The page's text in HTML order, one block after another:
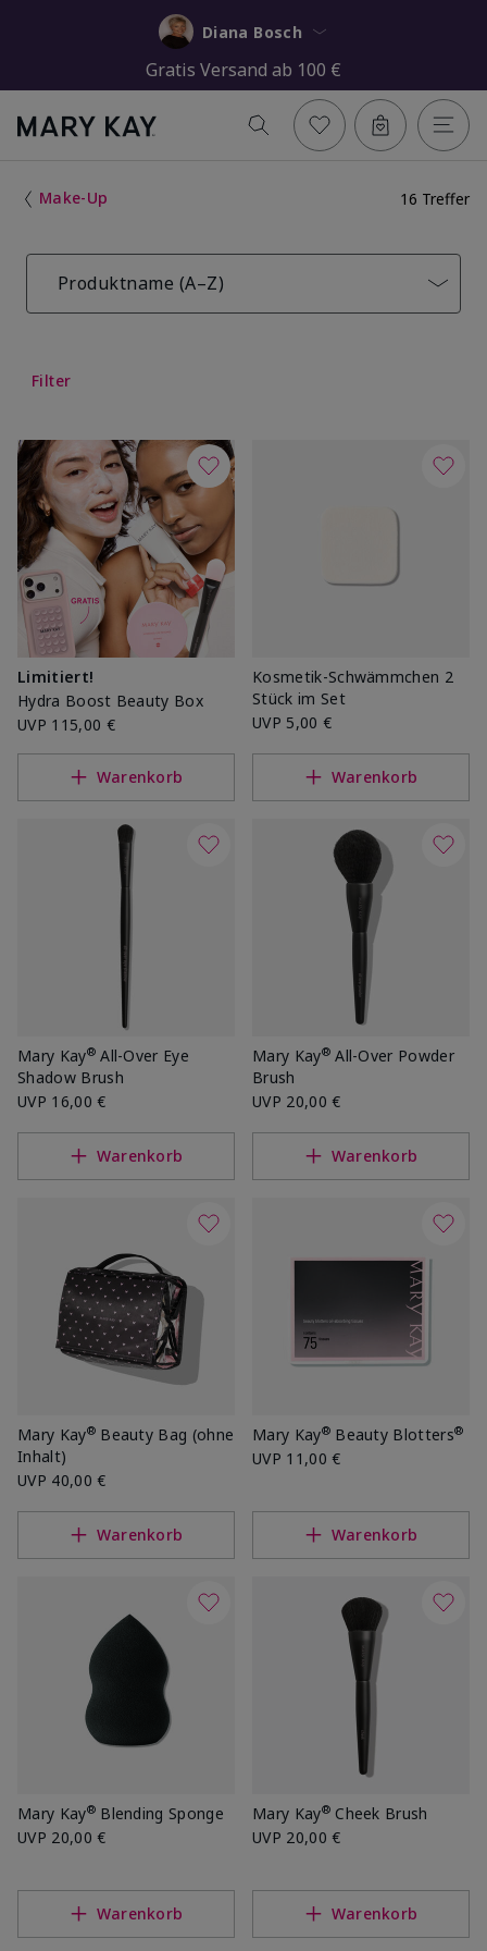
Diana Bosch
Gratis Versand ab 100 €
Make-Up 16 Treffer
Produktname (A–Z)
Filter
Limitiert!
Hydra Boost Beauty Box
UVP 115,00 €
Warenkorb
Kosmetik-Schwämmchen 2
Stück im Set
UVP 5,00 €
Warenkorb
Mary Kay®All-Over Eye
Shadow Brush
UVP 16,00 €
Warenkorb
Mary Kay®All-Over Powder
Brush
UVP 20,00 €
Warenkorb
Mary Kay®Beauty Bag (ohne
Inhalt)
UVP 40,00 €
Warenkorb
Mary Kay®Beauty Blotters®
UVP 11,00 €
Warenkorb
Mary Kay®Blending Sponge
UVP 20,00 €
Warenkorb
Mary Kay®Cheek Brush
UVP 20,00 €
Warenkorb